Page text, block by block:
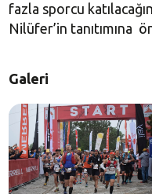
fazla sporcu
Nilüfer’in tanıtımına
Galeri